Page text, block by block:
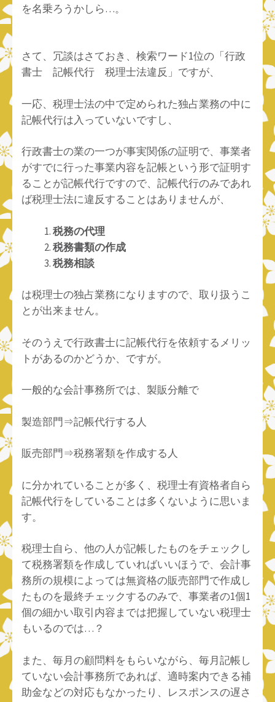
を名乗ろうかしら…。
さて、冗談はさておき、検索ワード1位の「行政
書士 記帳代行 税理士法違反」ですが、
一応、税理士法の中で定められた独占業務の中に
記帳代行は入っていないですし、
行政書士の業の一つが事実関係の証明で、事業者
がすでに行った事業内容を記帳という形で証明す
ることが記帳代行ですので、記帳代行のみであれ
ば税理士法に違反することはありませんが、
税務の代理
税務書類の作成
税務相談
は税理士の独占業務になりますので、取り扱うこ
とが出来ません。
そのうえで行政書士に記帳代行を依頼するメリッ
トがあるのかどうか、ですが。
一般的な会計事務所では、製販分離で
製造部門⇒記帳代行する人
販売部門⇒税務署類を作成する人
に分かれていることが多く、税理士有資格者自ら
記帳代行をしていることは多くないように思いま
す。
税理士自ら、他の人が記帳したものをチェックし
て税務署類を作成していればいいほうで、会計事
務所の規模によっては無資格の販売部門で作成し
たものを最終チェックするのみで、事業者の1個1
個の細かい取引内容までは把握していない税理士
もいるのでは…？
また、毎月の顧問料をもらいながら、毎月記帳し
ていない会計事務所であれば、適時案内できる補
助金などの対応もなかったり、レスポンスの遅さ